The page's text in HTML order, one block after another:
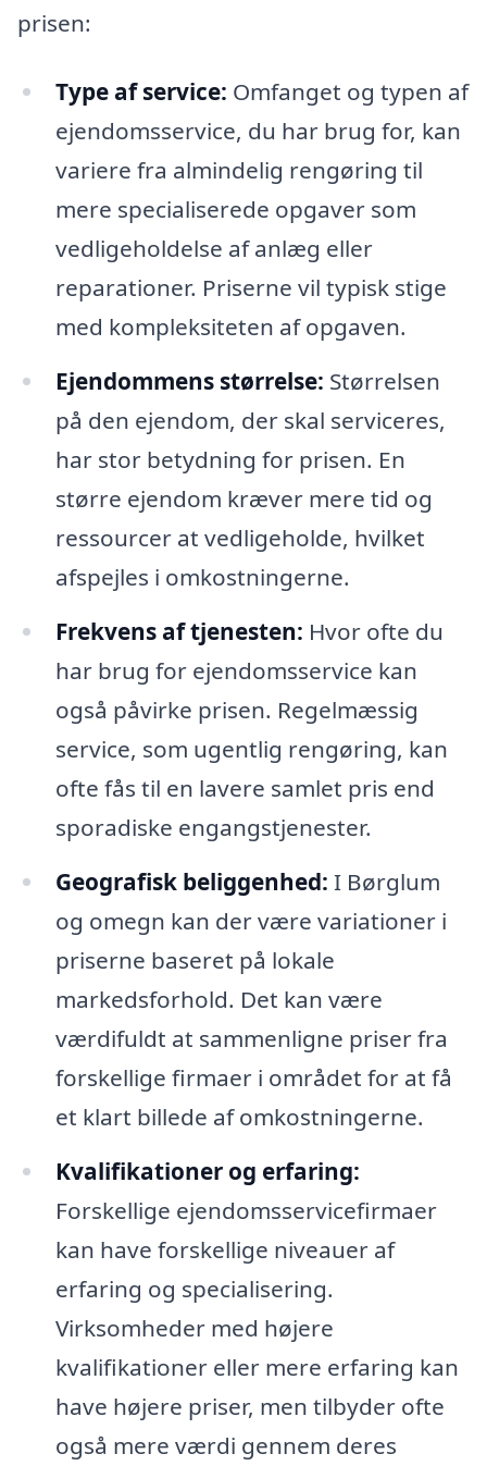
prisen:
Type af service: Omfanget og typen af
ejendomsservice, du har brug for, kan
variere fra almindelig rengøring til
mere specialiserede opgaver som
vedligeholdelse af anlæg eller
reparationer. Priserne vil typisk stige
med kompleksiteten af opgaven.
Ejendommens størrelse: Størrelsen
på den ejendom, der skal serviceres,
har stor betydning for prisen. En
større ejendom kræver mere tid og
ressourcer at vedligeholde, hvilket
afspejles i omkostningerne.
Frekvens af tjenesten: Hvor ofte du
har brug for ejendomsservice kan
også påvirke prisen. Regelmæssig
service, som ugentlig rengøring, kan
ofte fås til en lavere samlet pris end
sporadiske engangstjenester.
Geografisk beliggenhed: I Børglum
og omegn kan der være variationer i
priserne baseret på lokale
markedsforhold. Det kan være
værdifuldt at sammenligne priser fra
forskellige firmaer i området for at få
et klart billede af omkostningerne.
Kvalifikationer og erfaring:
Forskellige ejendomsservicefirmaer
kan have forskellige niveauer af
erfaring og specialisering.
Virksomheder med højere
kvalifikationer eller mere erfaring kan
have højere priser, men tilbyder ofte
også mere værdi gennem deres